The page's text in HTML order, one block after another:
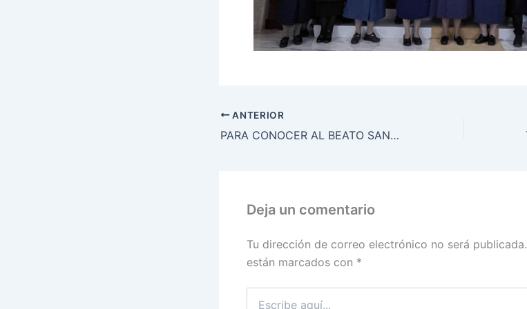
ANTERIOR
PARA CONOCER AL BEATO SANTIAGO ALBERIONE UN APÓSTOL DE LA COMUNICACIÓN SOCIAL
Deja un comentario
Tu dirección de correo electrónico no será publicada.
están marcados con *